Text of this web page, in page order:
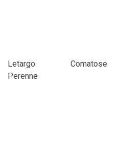
Letargo
Perenne
Comatose